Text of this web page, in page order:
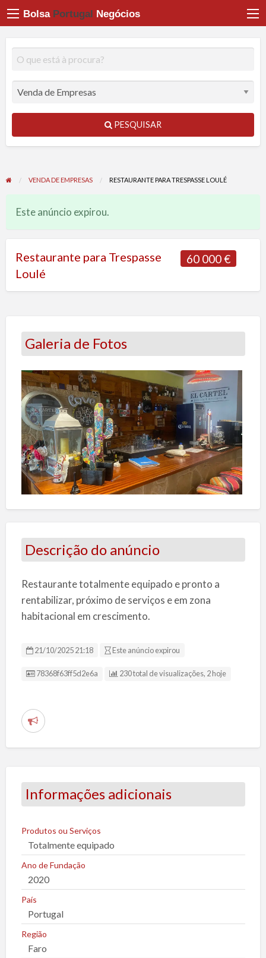
Bolsa Portugal Negócios
PESQUISAR
VENDA DE EMPRESAS RESTAURANTE PARA TRESPASSE LOULÉ
Este anúncio expirou.
60 000 €
Restaurante para Trespasse
Loulé
Galeria de Fotos
Descrição do anúncio
Restaurante totalmente equipado e pronto a
rentabilizar, próximo de serviços e em zona
habitacional em crescimento.
21/10/2025 21:18 Este anúncio expirou
ID da Listagem
78368f63ff5d2e6a 230 total de visualizações, 2 hoje
R
t
r
u
m
p
r
o
b
l
e
Informações adicionais
Produtos ou Serviços
Totalmente equipado
Ano de Fundação
2020
País
Portugal
Região
Faro